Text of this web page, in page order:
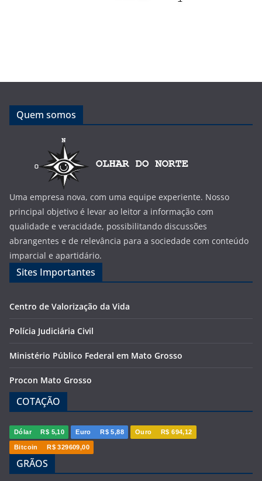
Quem somos
Uma empresa nova, com uma equipe experiente. Nosso
principal objetivo é levar ao leitor a informação com
qualidade e veracidade, possibilitando discussões
abrangentes e de relevância para a sociedade com conteúdo
imparcial e apartidário.
Sites Importantes
Centro de Valorização da Vida
Polícia Judiciária Civil
Ministério Público Federal em Mato Grosso
Procon Mato Grosso
COTAÇÃO
Dólar R$ 5,10 Euro R$ 5,88 Ouro R$ 694,12
Bitcoin R$ 329609,00
GRÃOS